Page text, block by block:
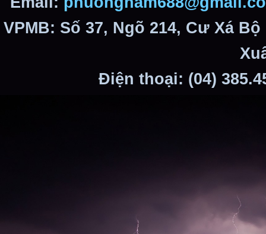
VPMB: Số 37, Ngõ 214, Cư Xá
Điện thoại: (04)